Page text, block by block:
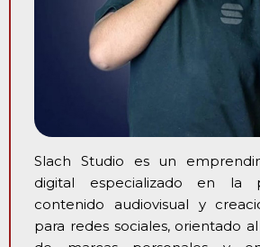
Slach Studio es un
digital especializado en la
contenido audiovisual y
para redes sociales, orientado